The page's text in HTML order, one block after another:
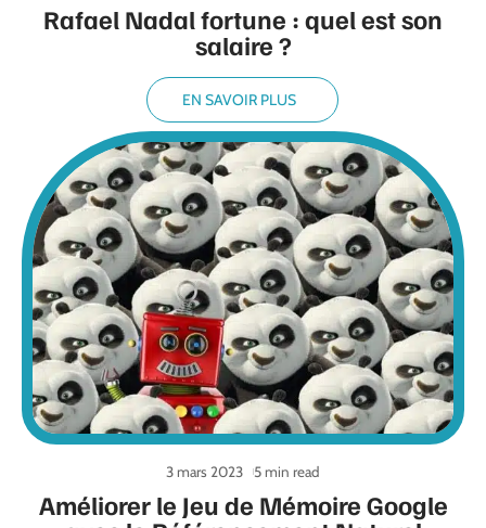
Rafael Nadal fortune : quel est son
salaire ?
EN SAVOIR PLUS
Améliorer le Jeu de Mémoire Google
3 mars 2023 5 min read